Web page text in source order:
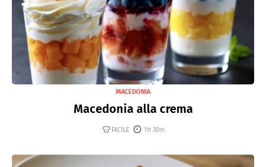
MACEDONIA
Macedonia alla crema
FACILE 1h 30m